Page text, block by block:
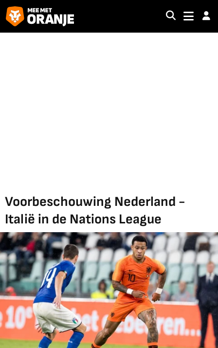
Voorbeschouwing Nederland -
Italië in de Nations League